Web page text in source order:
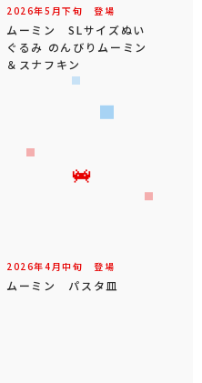
2026年5 月下旬 登場
ムーミン SLサイズぬい
ぐるみ のんびりムーミン
＆スナフキン
2026年4 月中旬 登場
ムーミン パスタ皿